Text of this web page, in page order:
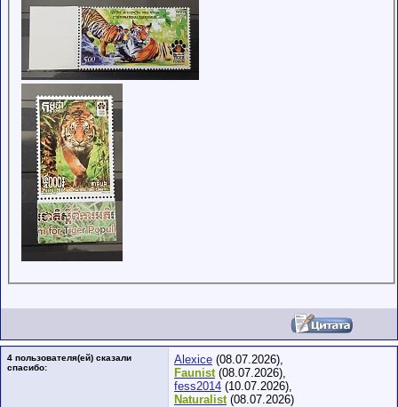
4 пользователя(ей) сказали
cпасибо:
Alexice (08.07.2026),
Faunist(08.07.2026),
fess2014 (10.07.2026),
Naturalist(08.07.2026)